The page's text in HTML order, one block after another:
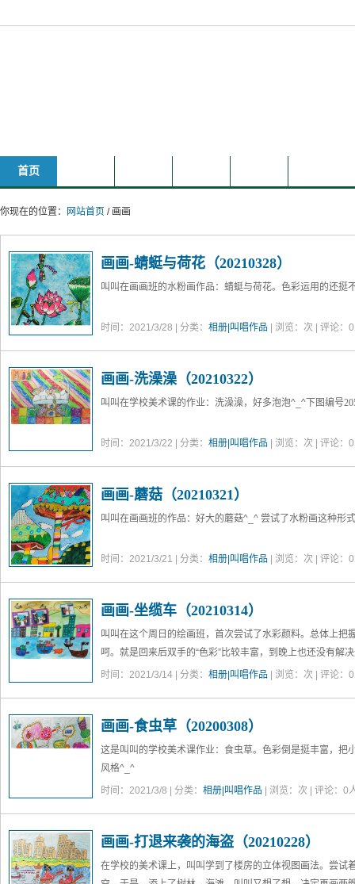
首页
你现在的位置： 网站首页 / 画画
画画-蜻蜓与荷花（20210328）
叫叫在画画班的水粉画作品：蜻蜓与荷花。色彩运用的还挺
时间：2021/3/28 | 分类： 相册|叫唱作品 | 浏览： 次 | 评论：
画画-洗澡澡（20210322）
叫叫在学校美术课的作业：洗澡澡，好多泡泡^_^ 下图编号
时间：2021/3/22 | 分类： 相册|叫唱作品 | 浏览： 次 | 评论：
画画-蘑菇（20210321）
叫叫在画画班的作品：好大的蘑菇^_^ 尝试了水粉画这种形
时间：2021/3/21 | 分类： 相册|叫唱作品 | 浏览： 次 | 评论：
画画-坐缆车（20210314）
叫叫在这个周日的绘画班，首次尝试了水彩颜料。总体上把
呵。就是回来后双手的“色彩”比较丰富，到晚上也还没有解
这幅画的主题是《坐缆车》，看样子像在空中游览海边的城
时间：2021/3/14 | 分类： 相册|叫唱作品 | 浏览： 次 | 评论：
画画-食虫草（20200308）
这是叫叫的学校美术课作业：食虫草。色彩倒是挺丰富，把
风格^_^
下图编号202957
时间：2021/3/8 | 分类： 相册|叫唱作品 | 浏览： 次 | 评论：0
画画-打退来袭的海盗（20210228）
在学校的美术课上，叫叫学到了楼房的立体视图画法。尝试